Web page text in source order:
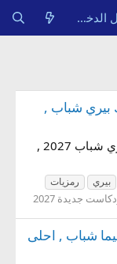
تسجيل الدخول
بيري شباب ,
رمزيات شباب للبي بي , رمزيات بلاك بيري شباب 2027 ,
بيري
رمزيات
جديدة 2027
شباب , احلى